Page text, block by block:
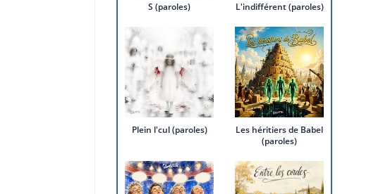
S (paroles) L'indifférent (paroles)
Plein l'cul (paroles)
Les héritiers de Babel
(paroles)